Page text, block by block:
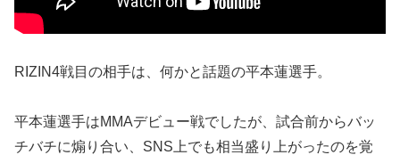
RIZIN4戦目の相手は、何かと話題の平本蓮選手。
平本蓮選手はMMAデビュー戦でしたが、試合前からバッ
チバチに煽り合い、SNS上でも相当盛り上がったのを覚